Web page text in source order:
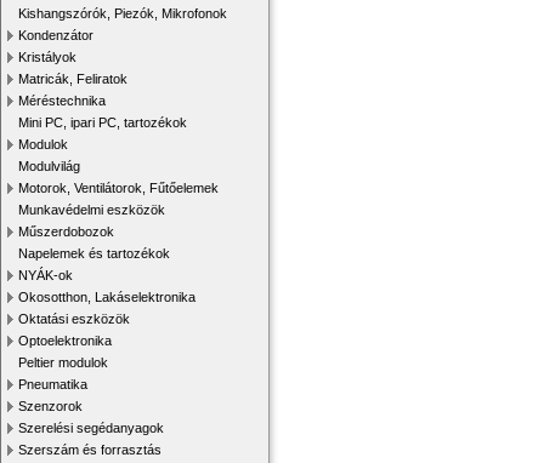
Kishangszórók, Piezók, Mikrofonok
Kondenzátor
Kristályok
Matricák, Feliratok
Méréstechnika
Mini PC, ipari PC, tartozékok
Modulok
Modulvilág
Motorok, Ventilátorok, Fűtőelemek
Munkavédelmi eszközök
Műszerdobozok
Napelemek és tartozékok
NYÁK-ok
Okosotthon, Lakáselektronika
Oktatási eszközök
Optoelektronika
Peltier modulok
Pneumatika
Szenzorok
Szerelési segédanyagok
Szerszám és forrasztás